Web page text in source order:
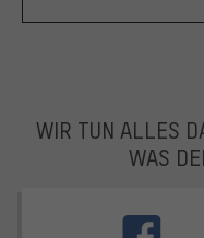
WIR TUN ALLES
WAS